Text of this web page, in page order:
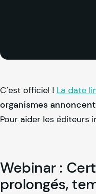
C’est officiel ! La date
organismes
Pour aider les éditeurs
Webinar :
prolongés,